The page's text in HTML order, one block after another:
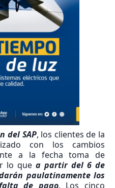
del SAP, los clientes de la
con los cambios
a la fecha toma de
lo que a partir del 6 de
paulatinamente los
de pago. Los cinco